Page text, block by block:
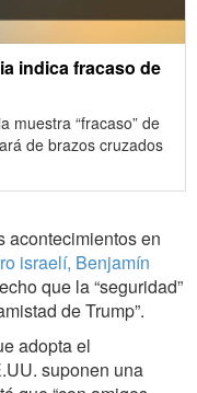
indica fracaso de
muestra “fracaso” de
de brazos cruzados
acontecimientos en
israelí, Benjamín
que la “seguridad”
de Trump”.
adopta el
suponen una